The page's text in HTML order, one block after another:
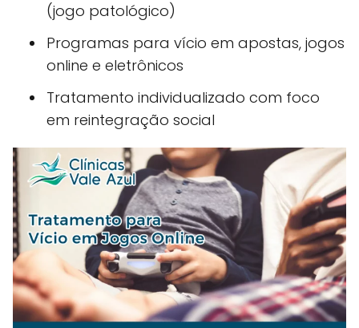
(jogo patológico)
Programas para vício em apostas, jogos
online e eletrônicos
Tratamento individualizado com foco
em reintegração social